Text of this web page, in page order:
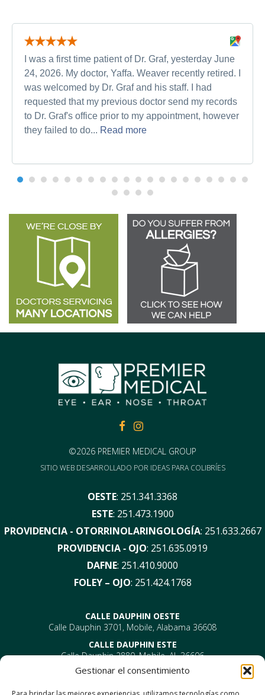
Gestionar el consentimiento
I was a first time patient of Dr. Graf, yesterday June
24, 2026. My doctor, Yaffa. Weaver recently retired. I
was welcomed by Dr. Graf and his staff. I had
requested that my previous doctor send my records
to Dr. Graf's office prior to my appointment, however
they failed to do... Read more
FACEBOOKFACEBOOK
©2026 PREMIER MEDICAL GROUP
SITIO WEB DESARROLLADO POR IDEAS PARA COLIBRÍES
OESTE: 251.341.3368
ESTE: 251.473.1900
PROVIDENCIA - OTORRINOLARINGOLOGÍA: 251.633.2667
PROVIDENCIA ‑ OJO: 251.635.0919
DAFNE: 251.410.9000
FOLEY – OJO: 251.424.1768
CALLE DAUPHIN OESTE
Calle Dauphin 3701, Mobile, Alabama 36608
CALLE DAUPHIN ESTE
Calle Dauphin 2880, Mobile, AL 36606
PROVIDENCIA